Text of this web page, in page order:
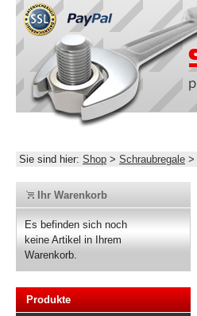
Sie sind hier: Shop > Schraubregale >
Ihr Warenkorb
Es befinden sich noch
keine Artikel in Ihrem
Warenkorb.
Produkte